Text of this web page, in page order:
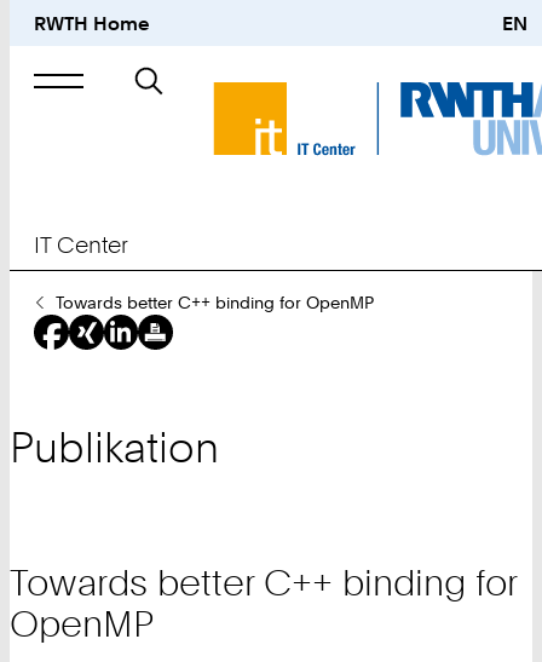
RWTH Home EN
Suche
nach
IT Center
Sie
sind
hier:
Towards better C++ binding for OpenMP
Publikation
Towards better C++ binding for
OpenMP